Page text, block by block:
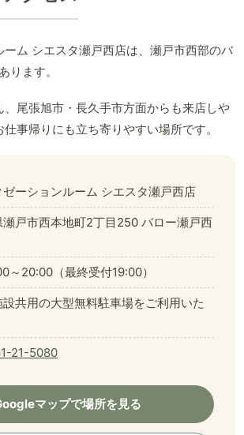
ーム シエスタ瀬戸西店は、瀬戸市西部のバ
ります。
尾張旭市・長久手市方面からも来店しや
事帰りにも立ち寄りやすい場所です。
ゼーションルーム シエスタ瀬戸西店
瀬戸市西本地町2丁目250 バロー瀬戸西
～20:00（最終受付19:00）
共用の大型無料駐車場をご利用いた
21-5080
マップで場所を見る